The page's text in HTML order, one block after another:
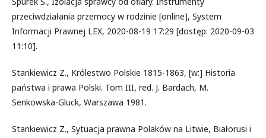
przeciwdziałania przemocy w rodzinie [online], System
Informacji Prawnej LEX, 2020-08-19 17:29 [dostęp: 2020-09-03
11:10].
Stankiewicz Z., Królestwo Polskie 1815-1863, [w:] Historia
państwa i prawa Polski. Tom III, red. J. Bardach, M.
Senkowska-Gluck, Warszawa 1981.
Stankiewicz Z., Sytuacja prawna Polaków na Litwie, Białorusi i